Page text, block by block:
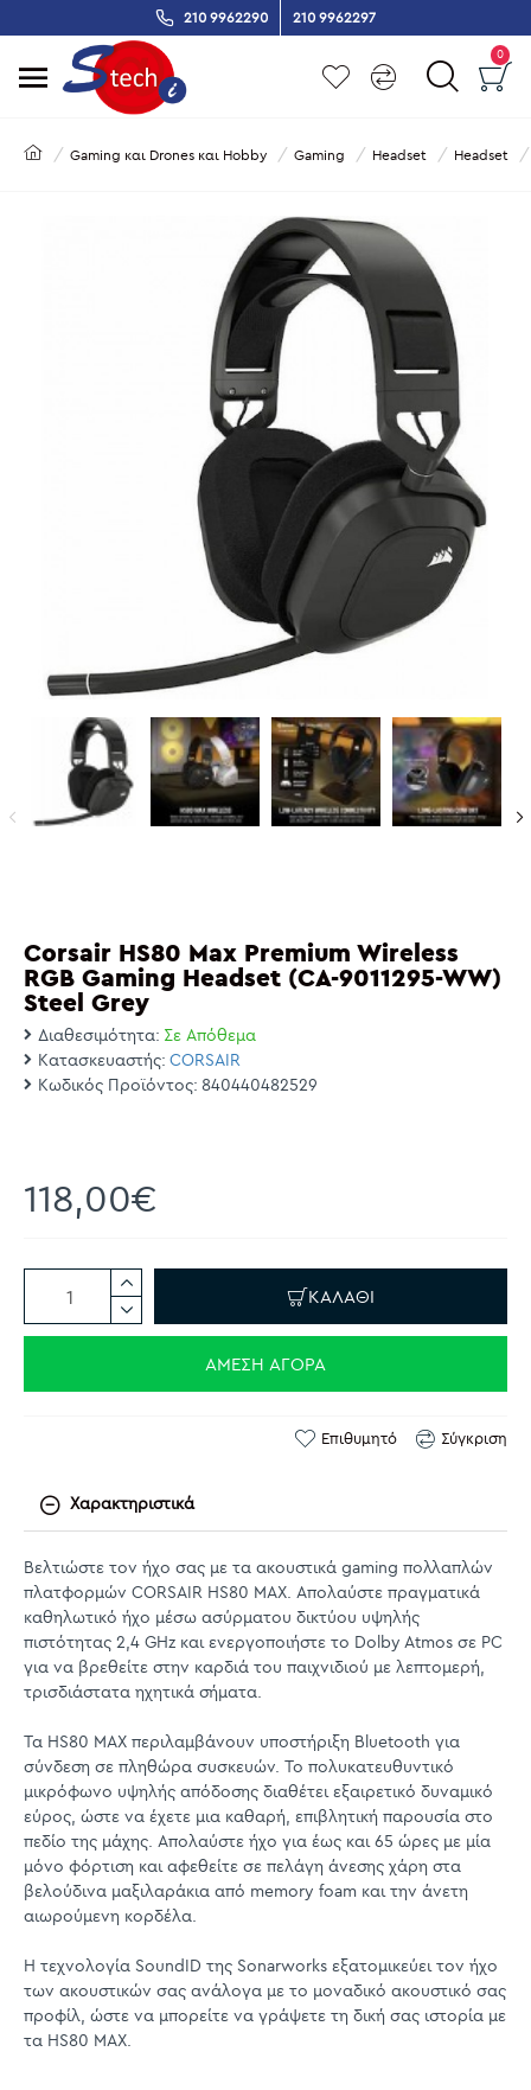
210 9962290 210 9962297
0
Gaming και Drones και Hobby Gaming Headset Headset
Corsair HS80 Max Premium Wireless
RGB Gaming Headset (CA-9011295-WW)
Steel Grey
Διαθεσιμότητα: Σε Απόθεμα
Κατασκευαστής: CORSAIR
Κωδικός Προϊόντος: 840440482529
118,00€
ΚΑΛΆΘΙ
ΆΜΕΣΗ ΑΓΟΡΆ
Επιθυμητό Σύγκριση
Χαρακτηριστικά
Βελτιώστε τον ήχο σας με τα ακουστικά gaming πολλαπλών
πλατφορμών CORSAIR HS80 MAX. Απολαύστε πραγματικά
καθηλωτικό ήχο μέσω ασύρματου δικτύου υψηλής
πιστότητας 2,4 GHz και ενεργοποιήστε το Dolby Atmos σε PC
για να βρεθείτε στην καρδιά του παιχνιδιού με λεπτομερή,
τρισδιάστατα ηχητικά σήματα.
Τα HS80 MAX περιλαμβάνουν υποστήριξη Bluetooth για
σύνδεση σε πληθώρα συσκευών. Το πολυκατευθυντικό
μικρόφωνο υψηλής απόδοσης διαθέτει εξαιρετικό δυναμικό
εύρος, ώστε να έχετε μια καθαρή, επιβλητική παρουσία στο
πεδίο της μάχης. Απολαύστε ήχο για έως και 65 ώρες με μία
μόνο φόρτιση και αφεθείτε σε πελάγη άνεσης χάρη στα
βελούδινα μαξιλαράκια από memory foam και την άνετη
αιωρούμενη κορδέλα.
Η τεχνολογία SoundID της Sonarworks εξατομικεύει τον ήχο
των ακουστικών σας ανάλογα με το μοναδικό ακουστικό σας
προφίλ, ώστε να μπορείτε να γράψετε τη δική σας ιστορία με
τα HS80 MAX.